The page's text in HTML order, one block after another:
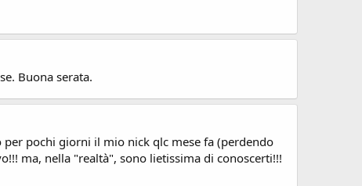
Buona serata.
per pochi giorni il mio nick qlc mese fa (perdendo
ma, nella "realtà", sono lietissima di conoscerti!!!